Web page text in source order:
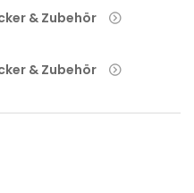
& Zubehör
& Zubehör